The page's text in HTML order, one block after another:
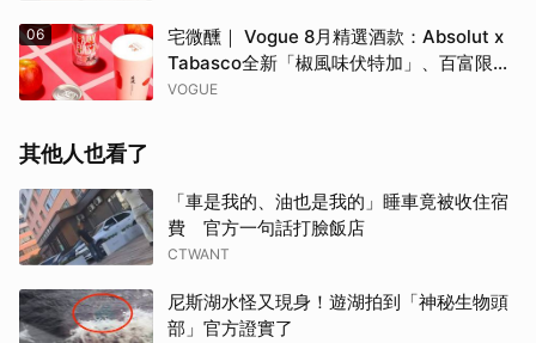
06
宅微醺｜ Vogue 8月精選酒款：Absolut x
Tabasco全新「椒風味伏特加」、百富限定
「花時心藝限量禮盒」、WAT x 萬波「紅蘋
VOGUE
其他人也看了
「車是我的、油也是我的」睡車竟被收住宿
費 官方一句話打臉飯店
CTWANT
尼斯湖水怪又現身！遊湖拍到「神秘生物頭
部」官方證實了